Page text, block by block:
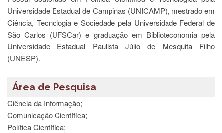
Estágios
Estudantil
Formulários
Agremiações
Disponíveis
Pró-
Aluno
Sistema
Universidade Estadual de Campinas (UNICAMP), mestrado em
Ciência, Tecnologia e Sociedade pela Universidade Federal de
São Carlos (UFSCar) e graduação em Biblioteconomia pela
Universidade Estadual Paulista Júlio de Mesquita Filho
(UNESP).
Área de Pesquisa
Ciência da Informação;
Comunicação Científica;
Política Científica;